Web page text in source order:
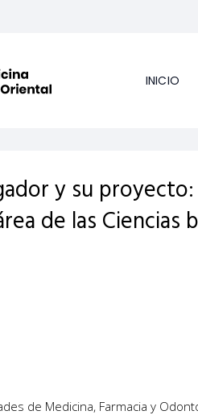
INICIO
y su
de las Ciencias
de Medicina, Farmacia y